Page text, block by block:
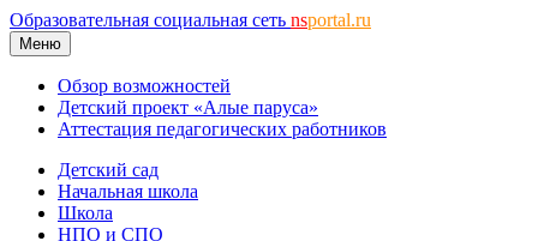
Образовательная социальная сеть nsportal.ru
Меню
Обзор возможностей
Детский проект «Алые паруса»
Аттестация педагогических работников
Детский сад
Начальная школа
Школа
НПО и СПО